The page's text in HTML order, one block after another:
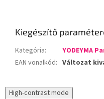
Kiegészítő
Kategória:
YODEYMA
EAN vonalkód: Változat
High-contrast mode